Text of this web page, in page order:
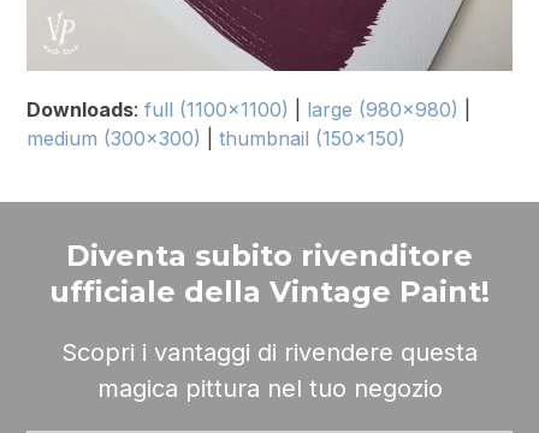
Downloads:full (1100x1100) large (980x980)
medium (300x300)
|thumbnail (150x150)
Diventa subito rivenditore
ufficiale della Vintage Paint!
Scopri i vantaggi di rivendere questa
magica pittura nel tuo negozio